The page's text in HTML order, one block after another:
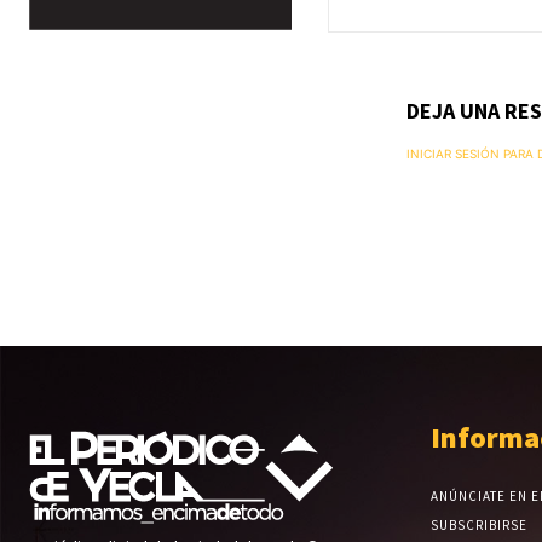
DEJA UNA
INICIAR SESIÓN PARA
ANÚNCIATE EN
SUBSCRIBIRSE